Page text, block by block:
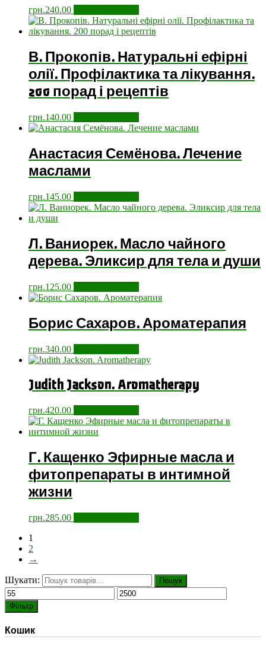
грн.240.00
В. Прокопів. Натуральні ефірні
олії. Профілактика та лікування.
200 порад і рецептів
грн.140.00
Анастасия Семёнова. Лечение
маслами
грн.145.00
Л. Ваниорек. Масло чайного
дерева. Эликсир для тела и души
грн.125.00
Борис Сахаров. Ароматерапия
грн.340.00
Judith Jackson. Aromatherapy
грн.420.00
Г. Кащенко Эфирные масла и
фитопрепараты в интимной
жизни
грн.285.00
1
2
→
Шукати: Пошук
Фільтр
Кошик